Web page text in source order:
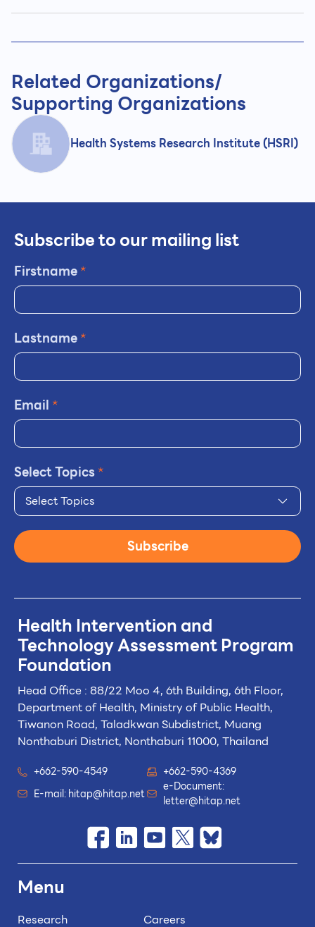
Related Organizations/
Supporting Organizations
Health Systems Research Institute (HSRI)
Health Intervention and
TechnologyAssessment Program
Foundation
Head Office : 88/22 Moo 4, 6th Building, 6th Floor,
Department of Health, Ministry of Public Health,
Tiwanon Road, Taladkwan Subdistrict, Muang
Nonthaburi District, Nonthaburi 11000, Thailand
+662-590-4549
+662-590-4369
E-mail:hitap@hitap.net
e-Document:
letter@hitap.net
Menu
Research Careers
Subscribe to our mailing list
Firstname*
Lastname*
Email *
Select Topics*
Select Topics
Subscribe